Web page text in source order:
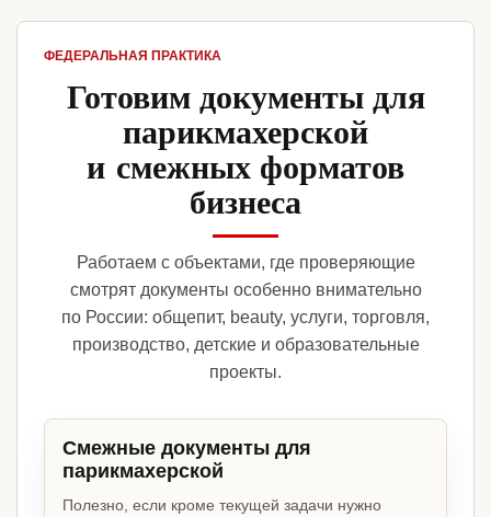
ФЕДЕРАЛЬНАЯ ПРАКТИКА
Готовим документы для
парикмахерской
и смежных форматов
бизнеса
Работаем с объектами, где проверяющие
смотрят документы особенно внимательно
по России: общепит, beauty, услуги, торговля,
производство, детские и образовательные
проекты.
Смежные документы для
парикмахерской
Полезно, если кроме текущей задачи нужно